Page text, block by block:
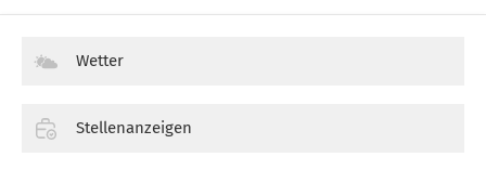
Wetter
Stellenanzeigen